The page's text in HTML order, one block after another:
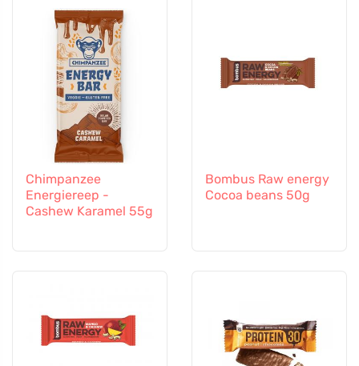
Chimpanzee
Energiereep -
Cashew Karamel 55g
Bombus Raw energy
Cocoa beans 50g